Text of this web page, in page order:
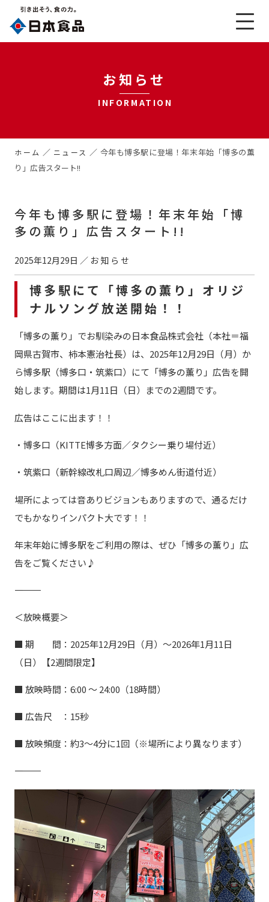
お知らせ
INFORMATION
ホーム ／ ニュース ／ 今年も博多駅に登場！年末年始「博多の薫
り」広告スタート!!
今年も博多駅に登場！年末年始「博
多の薫り」広告スタート!!
2025年12月29日 ／ お知らせ
博多駅にて「博多の薫り」オリジ
ナルソング放送開始！！
「博多の薫り」でお馴染みの日本食品株式会社（本社＝福
岡県古賀市、柿本憲治社長）は、2025年12月29日（月）か
ら博多駅（博多口・筑紫口）にて「博多の薫り」広告を開
始します。期間は1月11日（日）までの2週間です。
広告はここに出ます！！
・博多口（KITTE博多方面／タクシー乗り場付近）
・筑紫口（新幹線改札口周辺／博多めん街道付近）
場所によっては音ありビジョンもありますので、通るだけ
でもかなりインパクト大です！！
年末年始に博多駅をご利用の際は、ぜひ「博多の薫り」広
告をご覧ください♪
――――――――――
＜放映概要＞
■ 期 間：2025年12月29日（月）～2026年1月11日
（日）【2週間限定】
■ 放映時間：6:00 ～ 24:00（18時間）
■ 広告尺 ：15秒
■ 放映頻度：約3～4分に1回（※場所により異なります）
――――――――――